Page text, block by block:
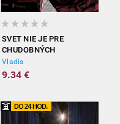
SVET NIE JE PRE
CHUDOBNÝCH
Vladis
9.34 €